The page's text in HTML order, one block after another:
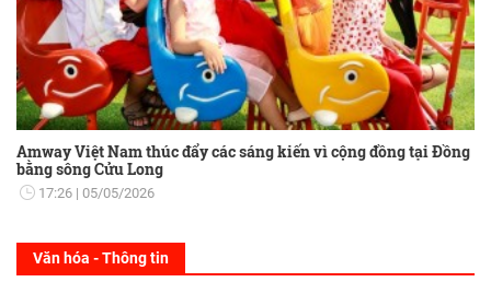
Amway Việt Nam thúc đẩy các sáng kiến vì cộng đồng tại Đồng
bằng sông Cửu Long
17:26 05/05/2026
Văn hóa - Thông tin